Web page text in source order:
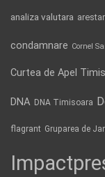
analiza valutara
condamnare Cornel
Curtea de Apel
DNA DNA Timisoara
flagrant Gruparea de